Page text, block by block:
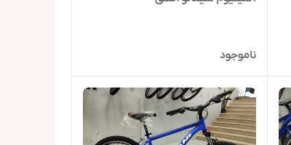
ناموجود